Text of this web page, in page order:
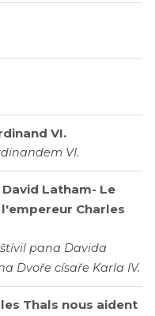
VI.
VI.
David Latham- Le
Charles
pana Davida
Dvoře císaře Karla IV.
Thals nous aident